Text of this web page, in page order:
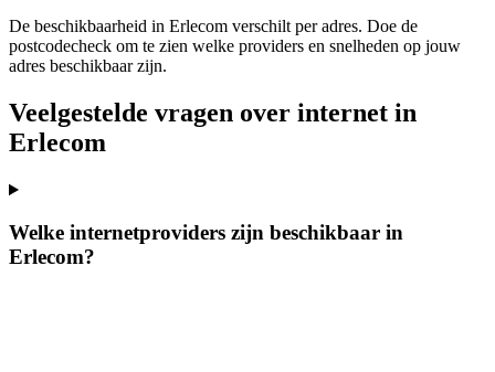
De beschikbaarheid in Erlecom verschilt per adres. Doe de
postcodecheck om te zien welke providers en snelheden op jouw
adres beschikbaar zijn.
Veelgestelde vragen over internet in
Erlecom
Welke internetproviders zijn beschikbaar in
Erlecom?